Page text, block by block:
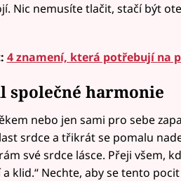
Nic nemusíte tlačit, stačí být
4 znamení, která potřebují na
společné harmonie
nebo jen sami pro sebe
srdce a třikrát se pomalu
své srdce lásce. Přeji všem,
klid.“ Nechte, aby se tento